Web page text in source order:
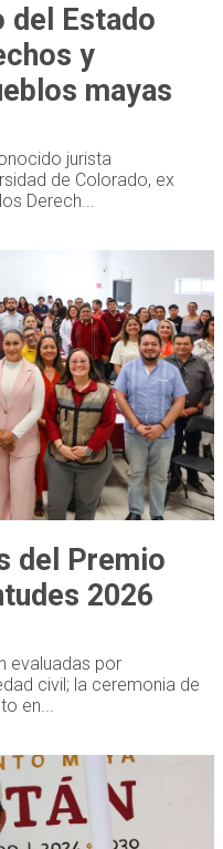
del Estado
y
mayas
jurista
de Colorado, ex
Derech...
del Premio
2026
evaluadas por
civil; la ceremonia de
en...